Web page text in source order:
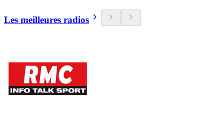
Les meilleures radios